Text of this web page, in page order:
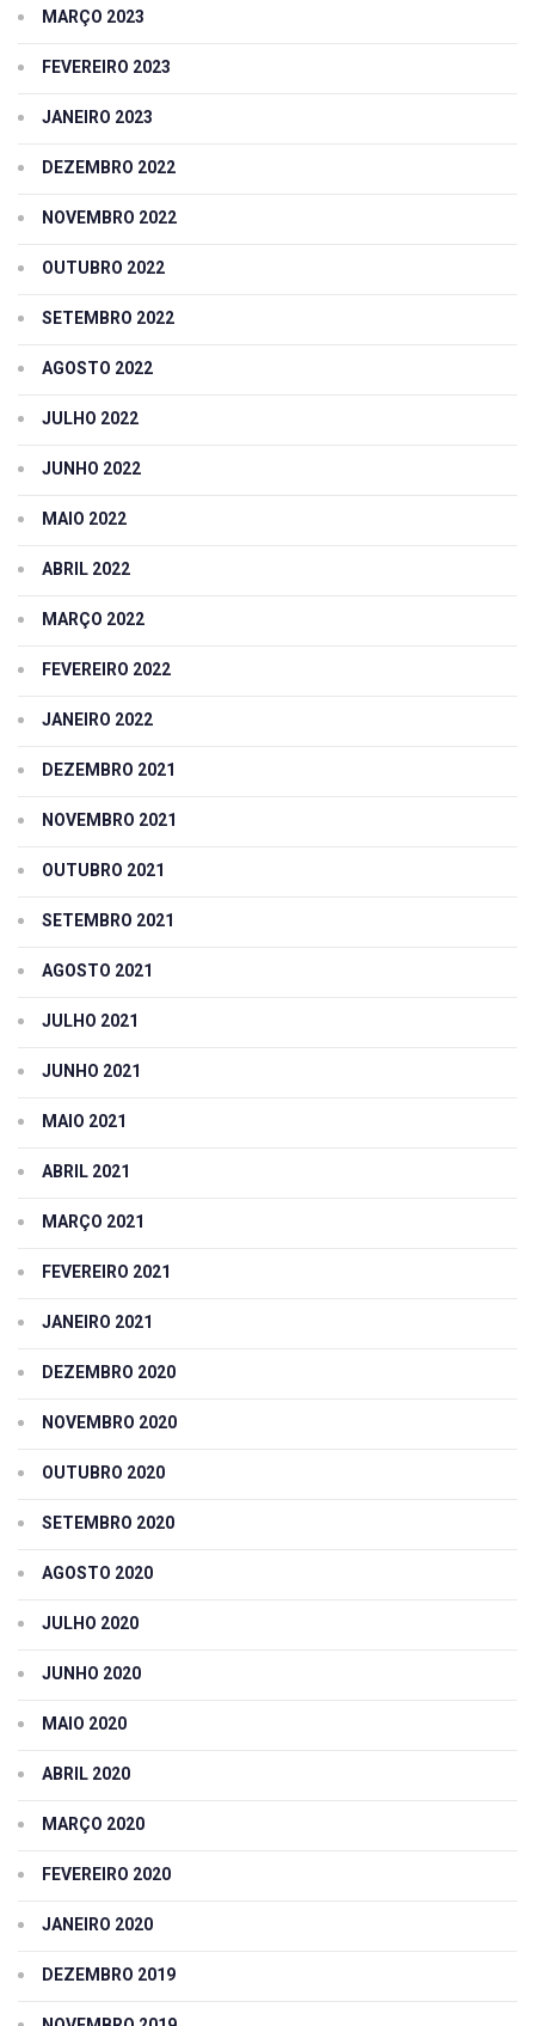
MARÇO 2023
FEVEREIRO 2023
JANEIRO 2023
DEZEMBRO 2022
NOVEMBRO 2022
OUTUBRO 2022
SETEMBRO 2022
AGOSTO 2022
JULHO 2022
JUNHO 2022
MAIO 2022
ABRIL 2022
MARÇO 2022
FEVEREIRO 2022
JANEIRO 2022
DEZEMBRO 2021
NOVEMBRO 2021
OUTUBRO 2021
SETEMBRO 2021
AGOSTO 2021
JULHO 2021
JUNHO 2021
MAIO 2021
ABRIL 2021
MARÇO 2021
FEVEREIRO 2021
JANEIRO 2021
DEZEMBRO 2020
NOVEMBRO 2020
OUTUBRO 2020
SETEMBRO 2020
AGOSTO 2020
JULHO 2020
JUNHO 2020
MAIO 2020
ABRIL 2020
MARÇO 2020
FEVEREIRO 2020
JANEIRO 2020
DEZEMBRO 2019